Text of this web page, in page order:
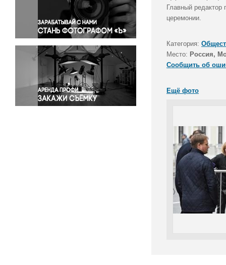
Правосудие
Происшествия и конфликты
Религия
Светская жизнь
Спорт
Экология
Экономика и бизнес
Главный
церемонии.
Категория:
Место: Россия,
Сообщить об
Ещё фото